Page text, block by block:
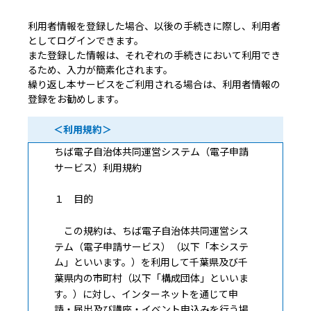
利用者情報を登録した場合、以後の手続きに際し、利用者
としてログインできます。
また登録した情報は、それぞれの手続きにおいて利用でき
るため、入力が簡素化されます。
繰り返し本サービスをご利用される場合は、利用者情報の
登録をお勧めします。
＜利用規約＞
ちば電子自治体共同運営システム（電子申請
サービス）利用規約
１ 目的
この規約は、ちば電子自治体共同運営シス
テム（電子申請サービス）（以下「本システ
ム」といいます。）を利用して千葉県及び千
葉県内の市町村（以下「構成団体」といいま
す。）に対し、インターネットを通じて申